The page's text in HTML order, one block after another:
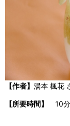
【作者】 湯本 楓花
【所要時間】 10